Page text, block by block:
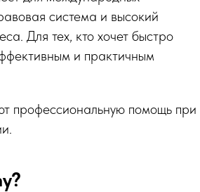
система и высокий
Для тех, кто хочет быстро
и практичным
профессиональную помощь при